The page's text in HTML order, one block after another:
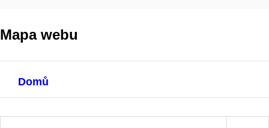
Mapa webu
Domů